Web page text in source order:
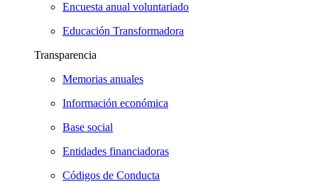
Encuesta anual voluntariado
Educación Transformadora
Transparencia
Memorias anuales
Información económica
Base social
Entidades financiadoras
Códigos de Conducta